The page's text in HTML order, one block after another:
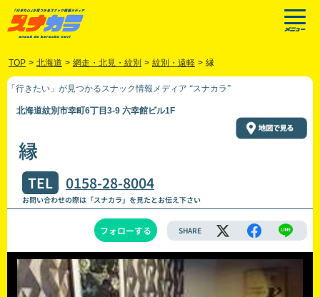
TOP > 北海道 > 網走・北見・紋別 > 紋別・遠軽 > 縁
「行きたい」が見つかるスナック情報メディア “スナカラ”
北海道紋別市幸町6丁目3-9 六幸館ビル1F
縁
TEL 0158-28-8004
お問い合わせの際は「スナカラ」を見たとお伝え下さい
フォローする SHARE